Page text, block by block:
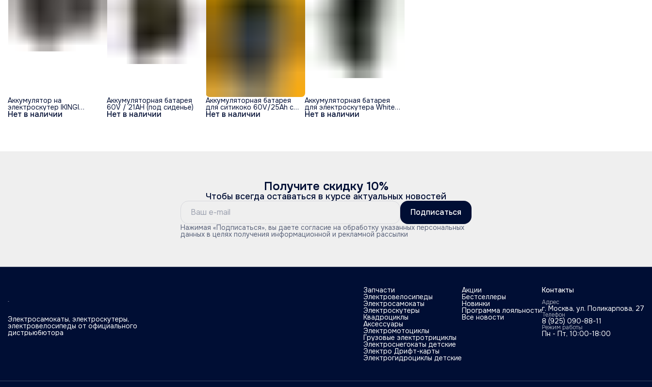
Нет в наличии
Аккумулятор на
электроскутер IKINGI
(60V/30h) Нет в наличии
Аккумуляторная батарея
60V / 21AH (под сиденье)
Нет в наличии
Аккумуляторная батарея
для ситикоко 60V/25Ah с
двумя портами Нет в наличии
Аккумуляторная батарея
для электроскутера White
Siberia 60v/21AH
Получите скидку 10%
Чтобы всегда оставаться в курсе актуальных новостей
Подписаться
Нажимая «Подписаться», вы даете согласие на обработку указанных персональных
данных в целях получения информационной и рекламной рассылки
Электросамокаты, электроскутеры,
электровелосипеды от официального
дистрьюбютора
Запчасти
Электровелосипеды
Электросамокаты
Электроскутеры
Квадроциклы
Аксессуары
Электромотоциклы
Грузовые электротрициклы
Электроснегокаты детские
Электро Дрифт-карты
Электрогидроциклы детские
Акции
Бестселлеры
Новинки
Программа лояльности
Все новости
Контакты
Адрес
г. Москва, ул. Поликарпова, 27
Телефон
8 (925) 090-88-11
Режим работы
Пн - Пт, 10:00-18:00